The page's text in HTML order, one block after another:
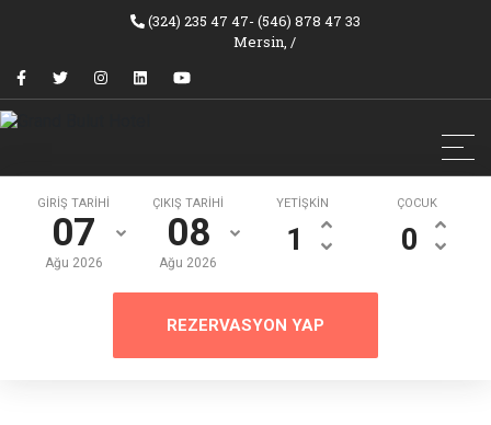
(324) 235 47 47- (546) 878 47 33
Mersin, /
GİRİŞ TARİHİ
07
Ağu 2026
ÇIKIŞ TARİHİ
08
Ağu 2026
YETİŞKİN ÇOCUK
REZERVASYON YAP